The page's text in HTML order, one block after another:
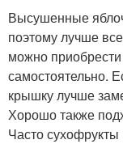
Высушенные
поэтому лучше
можно
самостоятельно.
крышку лучше
Хорошо также
Часто